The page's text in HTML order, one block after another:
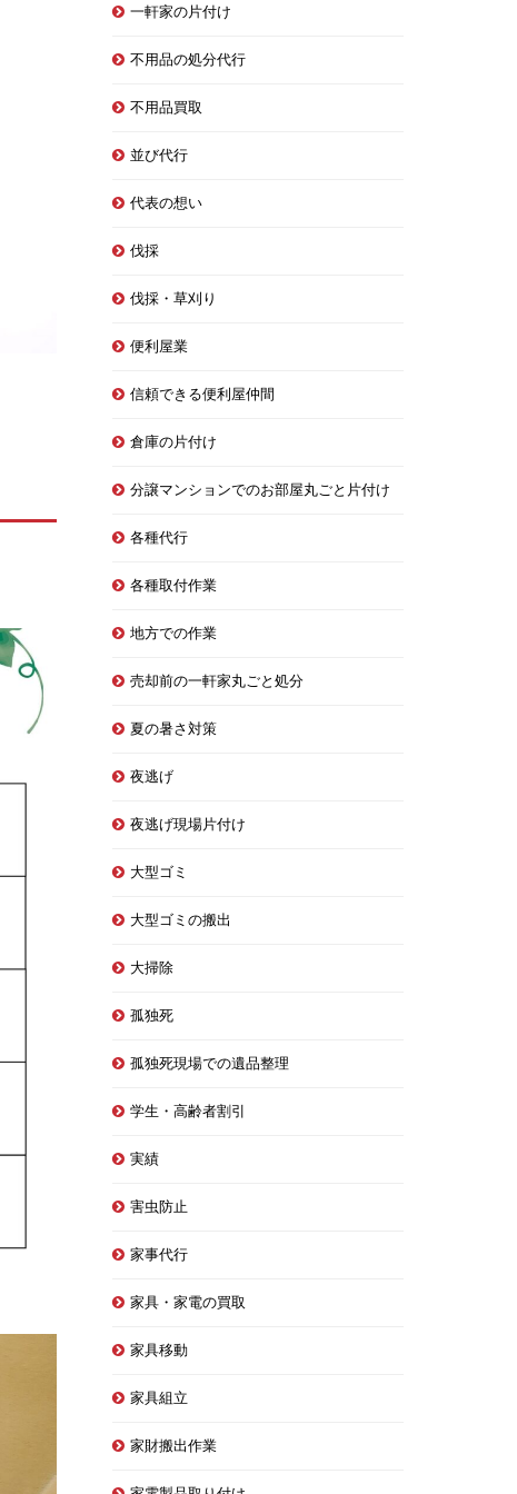
一軒家の片付け
不用品の処分代行
不用品買取
並び代行
代表の想い
伐採
伐採・草刈り
便利屋業
信頼できる便利屋仲間
倉庫の片付け
分譲マンションでのお部屋丸ごと片付け
各種代行
各種取付作業
地方での作業
売却前の一軒家丸ごと処分
夏の暑さ対策
夜逃げ
夜逃げ現場片付け
大型ゴミ
大型ゴミの搬出
大掃除
孤独死
孤独死現場での遺品整理
学生・高齢者割引
実績
害虫防止
家事代行
家具・家電の買取
家具移動
家具組立
家財搬出作業